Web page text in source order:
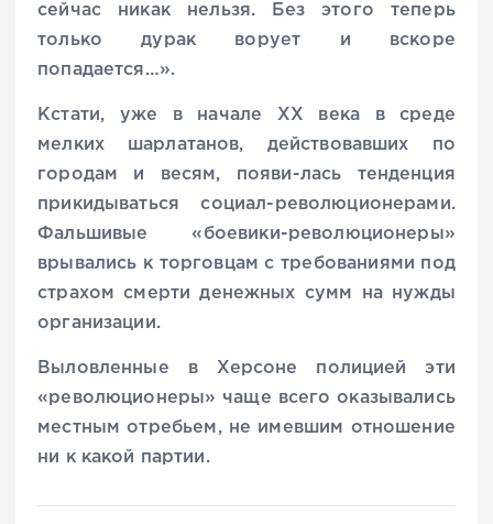
сейчас никак нельзя. Без этого теперь
только дурак ворует и вскоре
попадается…».
Кстати, уже в начале ХХ века в среде
мелких шарлатанов, действовавших по
городам и весям, появи-лась тенденция
прикидываться социал-революционерами.
Фальшивые «боевики-революционеры»
врывались к торговцам с требованиями под
страхом смерти денежных сумм на нужды
организации.
Выловленные в Херсоне полицией эти
«революционеры» чаще всего оказывались
местным отребьем, не имевшим отношение
ни к какой партии.